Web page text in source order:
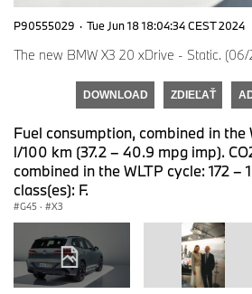
P90555029 · Tue Jun 18 18:04:34 CEST 2024
The new BMW X3 20 xDrive - Static.
DOWNLOAD ZDIEĽAŤ
Fuel consumption, combined in the
l/100 km (37.2 – 40.9 mpg imp).
combined in the WLTP cycle: 172 –
class(es): F.
G45 · X3